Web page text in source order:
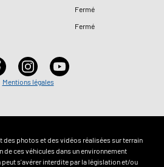
Fermé
Fermé
Mentions légales
photos et des vidéos réalisées sur terrain
ces véhicules dans un environnement
s'avérer interdite par la législation et/ou